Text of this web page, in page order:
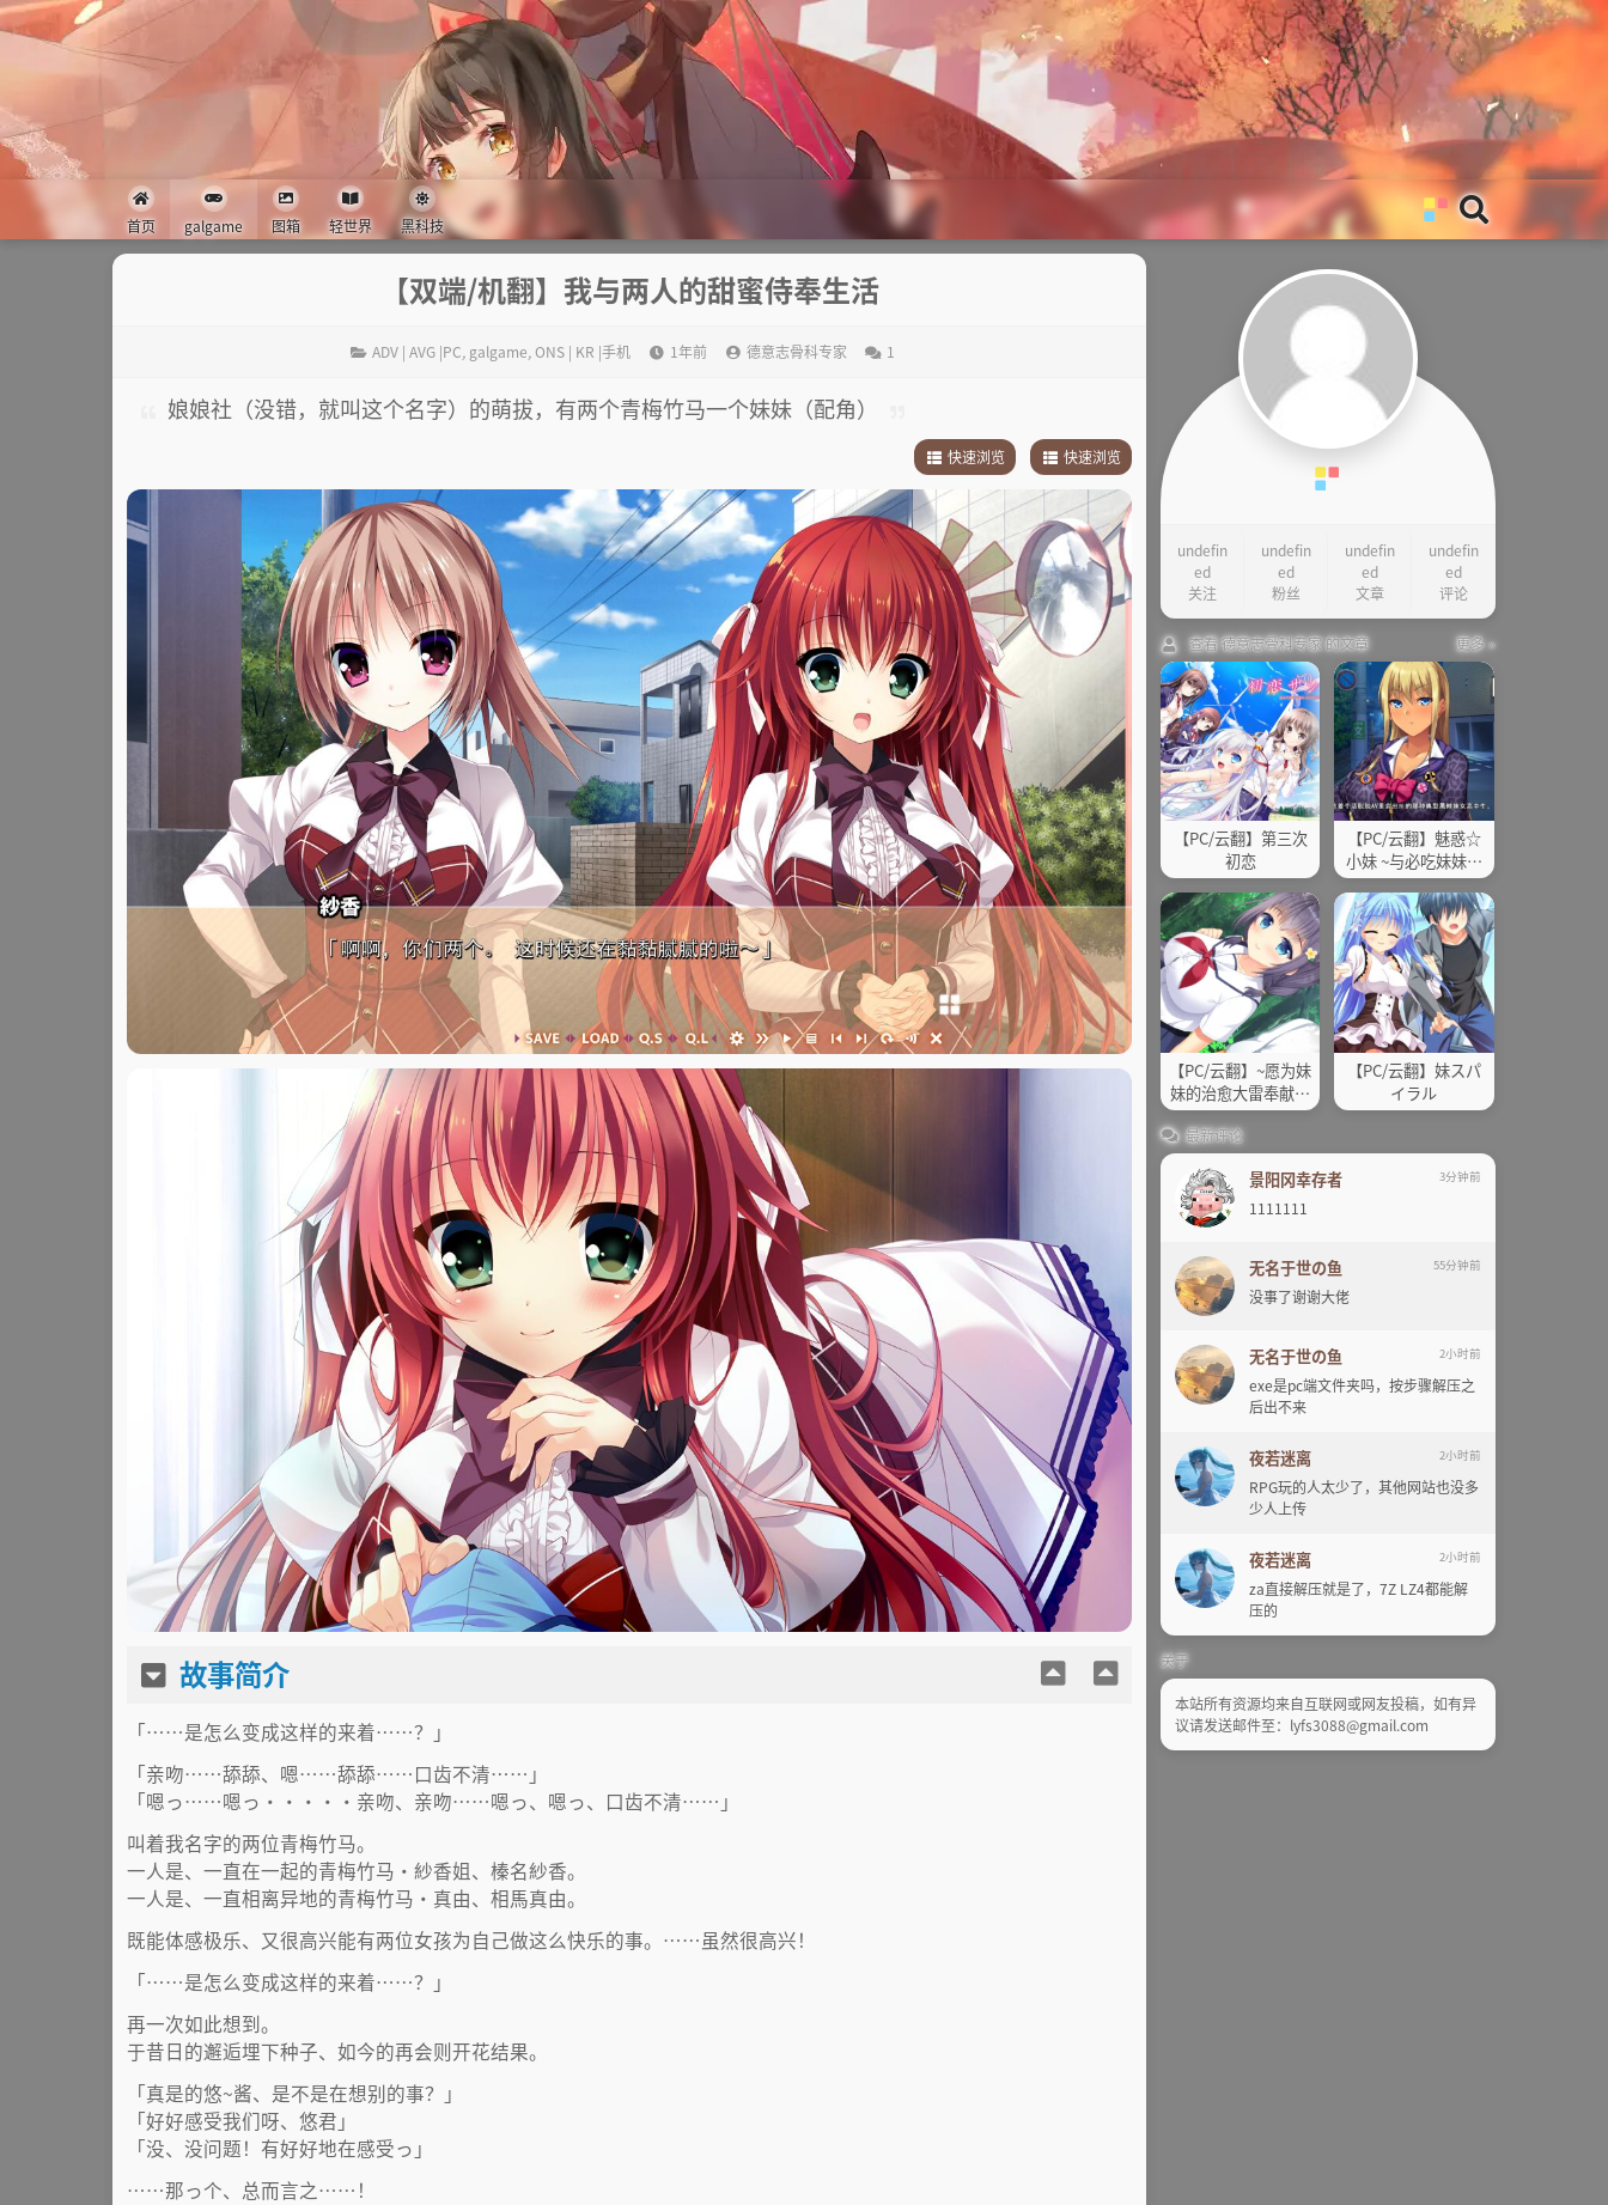
首页 galgame 图箱 轻世界 黑科技
【双端/机翻】我与两人的甜蜜侍奉生活
ADV | AVG |PC, galgame,ONS | KR |手机 1年前 德意志骨科专家 1
娘娘社（没错，就叫这个名字）的萌拔，有两个青梅竹马一个妹妹（配角）
快速浏览
1.
故事简介
2.其他
快速浏览
1 故事简介
2.其他
故事简介
「……是怎么变成这样的来着……？」
「亲吻……舔舔、嗯……舔舔……口齿不清……」
「嗯っ……嗯っ·····亲吻、亲吻……嗯っ、嗯っ、口齿不清……」
叫着我名字的两位青梅竹马。
一人是、一直在一起的青梅竹马·紗香姐、榛名紗香。
一人是、一直相离异地的青梅竹马·真由、相馬真由。
既能体感极乐、又很高兴能有两位女孩为自己做这么快乐的事。……虽然很高兴！
「……是怎么变成这样的来着……？」
再一次如此想到。
于昔日的邂逅埋下种子、如今的再会则开花结果。
「真是的悠~酱、是不是在想别的事？」
「好好感受我们呀、悠君」
「没、没问题！有好好地在感受っ」
……那っ个、总而言之……！
undefin
ed
关注
undefin
ed
粉丝
undefin
ed
文章
undefin
ed
评论
查看 德意志骨科专家 的文章 更多 »
【PC/云翻】第三次
初恋
【PC/云翻】魅惑☆
小妹 ~与必吃妹妹同
居生活~
【PC/云翻】~愿为妹
妹的治愈大雷奉献一
生~
【PC/云翻】妹スパ
イラル
最新评论
景阳冈幸存者 3分钟前
1111111
无名于世の鱼 55分钟前
没事了谢谢大佬
无名于世の鱼 2小时前
exe是pc端文件夹吗，按步骤解压之
后出不来
夜若迷离 2小时前
RPG玩的人太少了，其他网站也没多
少人上传
夜若迷离 2小时前
za直接解压就是了，7Z LZ4都能解
压的
关于
本站所有资源均来自互联网或网友投稿，如有异
议请发送邮件至：lyfs3088@gmail.com